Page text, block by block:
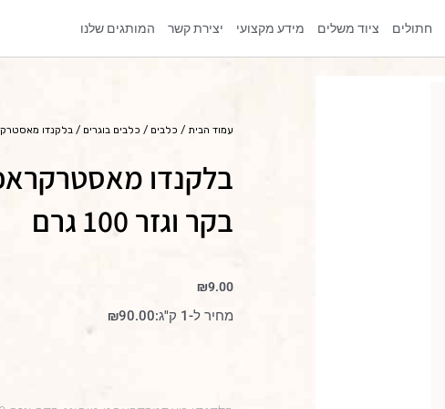
חתולים ציוד משלים מידע מקצועי יצירת קשר המותגים שלנו
עמוד הבית / כלבים / כלבים בוגרים / בלקנדו
בלקנדו
בקר וגזר 100 גרם
₪9.00
מחיר ל-1 ק"ג: ₪90.00